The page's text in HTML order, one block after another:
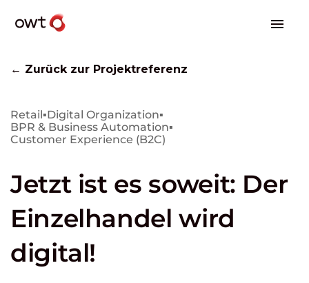
← Zurück zur Projektreferenz
Retail▪Digital Organization▪
BPR & Business Automation▪
Customer Experience (B2C)
Jetzt ist es soweit: Der
Einzelhandel wird
digital!